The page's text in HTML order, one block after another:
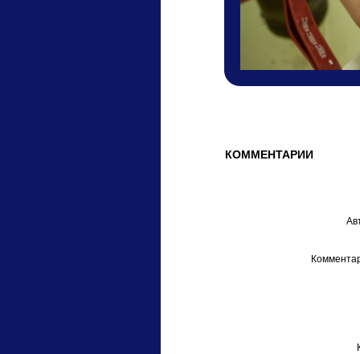
КОММЕНТАРИИ